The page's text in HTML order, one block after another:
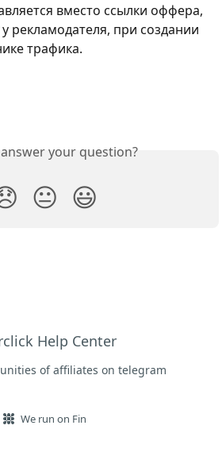
вместо ссылки оффера,
рекламодателя, при создании
трафика.
your question?
😐 😃
Help Center
of affiliates on telegram
We run on Fin